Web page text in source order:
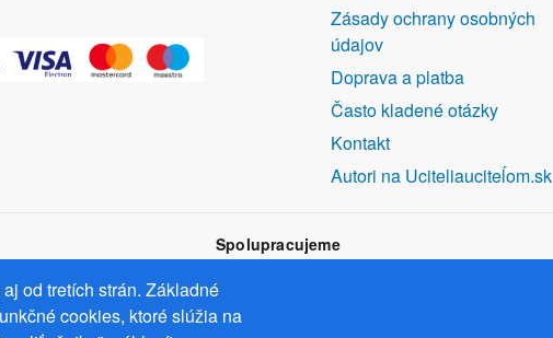
od tretích strán. Základné
cookies, ktoré slúžia na
Zásady ochrany osobných
údajov
Doprava a platba
Často kladené otázky
Kontakt
Autori na Uciteliauciteĺom.sk
Spolupracujeme